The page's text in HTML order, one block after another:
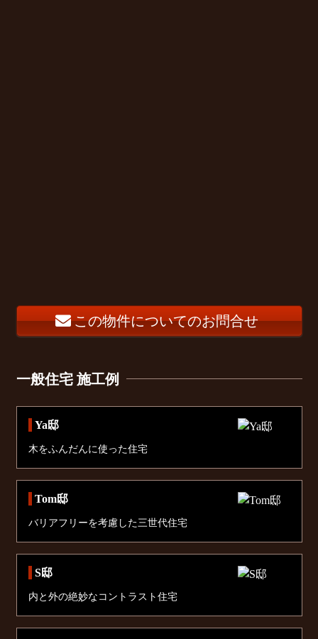
この物件についてのお問合せ
一般住宅 施工例
Ya邸
木をふんだんに使った住宅
Tom邸
バリアフリーを考慮した三世代住宅
S邸
内と外の絶妙なコントラスト住宅